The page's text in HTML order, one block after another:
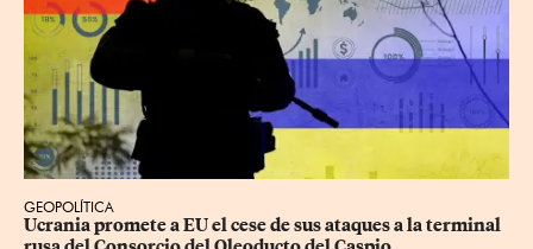
GEOPOLÍTICA
Ucrania promete a EU el cese de sus ataques a la terminal